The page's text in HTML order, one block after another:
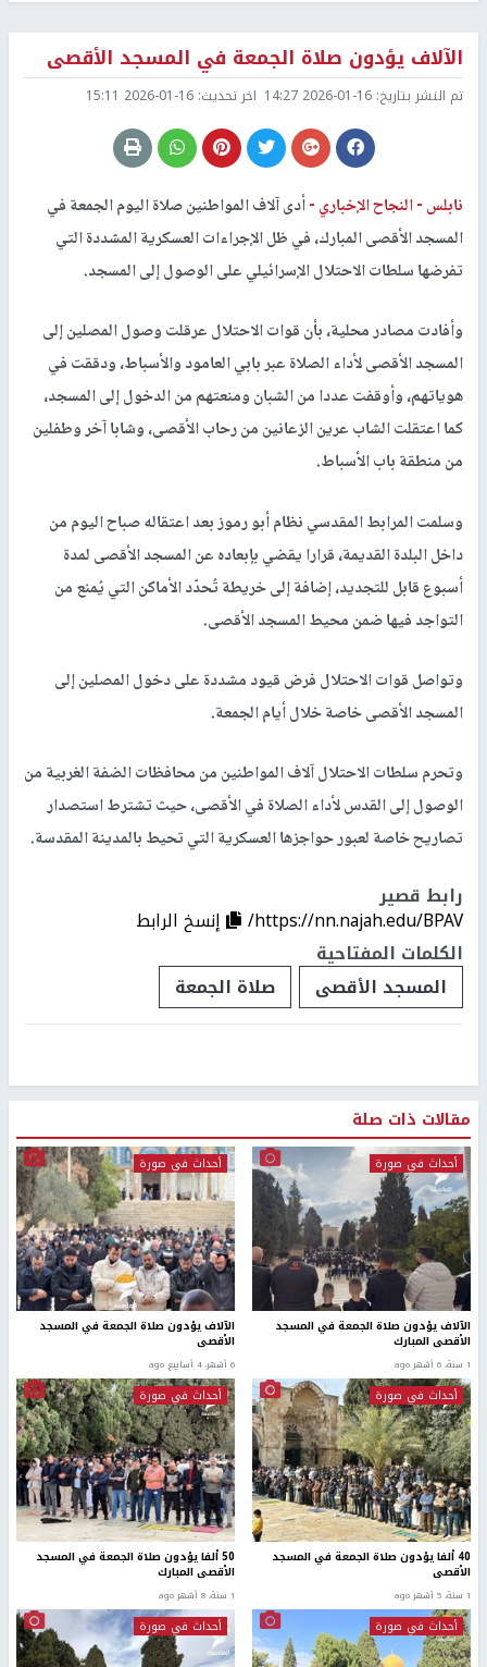
الآلاف يؤدون صلاة الجمعة في المسجد الأقصى
تم النشر بتاريخ: 2026-01-16 14:27 اخر تحديث: 2026-01-16 15:11
نابلس -النجاح الإخباري -أدى آلاف المواطنين صلاة اليوم الجمعة في
المسجد الأقصى المبارك، في ظل الإجراءات العسكرية المشددة التي
تفرضها سلطات الاحتلال الإسرائيلي على الوصول إلى المسجد.
وأفادت مصادر محلية، بأن قوات الاحتلال عرقلت وصول المصلين إلى
المسجد الأقصى لأداء الصلاة عبر بابي العامود والأسباط، ودققت في
هوياتهم، وأوقفت عددا من الشبان ومنعتهم من الدخول إلى المسجد،
كما اعتقلت الشاب عرين الزعانين من رحاب الأقصى، وشابا آخر وطفلين
من منطقة باب الأسباط.
وسلمت المرابط المقدسي نظام أبو رموز بعد اعتقاله صباح اليوم من
داخل البلدة القديمة، قرارا يقضي بإبعاده عن المسجد الأقصى لمدة
أسبوع قابل للتجديد، إضافة إلى خريطة تُحدّد الأماكن التي يُمنع من
التواجد فيها ضمن محيط المسجد الأقصى.
وتواصل قوات الاحتلال فرض قيود مشددة على دخول المصلين إلى
المسجد الأقصى خاصة خلال أيام الجمعة.
وتحرم سلطات الاحتلال آلاف المواطنين من محافظات الضفة الغربية من
الوصول إلى القدس لأداء الصلاة في الأقصى، حيث تشترط استصدار
تصاريح خاصة لعبور حواجزها العسكرية التي تحيط بالمدينة المقدسة.
رابط قصير
https://nn.najah.edu/BPAV/
إنسخ الرابط
الكلمات المفتاحية
المسجد الأقصى
صلاة الجمعة
مقالات ذات صلة
أحداث في صورة
الآلاف يؤدون صلاة الجمعة في المسجد
الأقصى المبارك
1 سنة، 6 أشهر ago
أحداث في صورة
الآلاف يؤدون صلاة الجمعة في المسجد
الأقصى
6 أشهر، 4 أسابيع ago
أحداث في صورة
40 ألفا يؤدون صلاة الجمعة في المسجد
الأقصى
1 سنة، 5 أشهر ago
أحداث في صورة
50 ألفا يؤدون صلاة الجمعة في المسجد
الأقصى المبارك
1 سنة، 8 أشهر ago
أحداث في صورة أحداث في صورة